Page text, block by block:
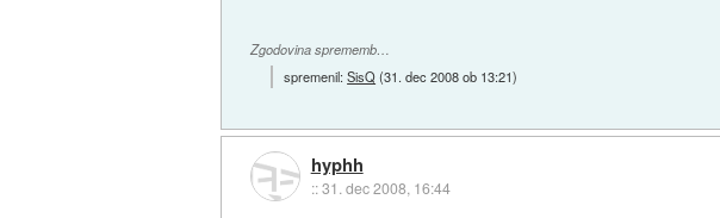
Zgodovina sprememb…
spremenil:SisQ(31. dec 2008 ob 13:21)
hyphh
::31. dec 2008, 16:44